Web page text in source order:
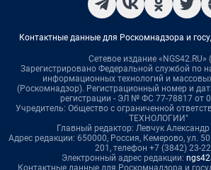
Контактные данные для Роскомнадзора и
Сетевое издание «NGS42.RU»
Зарегистрировано Федеральной службой по
информационных технологий и
(Роскомнадзор). Регистрационный номер и
регистрации - ЭЛ № ФС 77-78817 от
Учредитель: Общество с ограниченной
ТЕХНОЛОГИИ"
Главный редактор: Левчук
Адрес редакции: 650000, Россия, Кемерово, ул.
201, телефон +7 (3842) 23-
Электронный адрес редакции: